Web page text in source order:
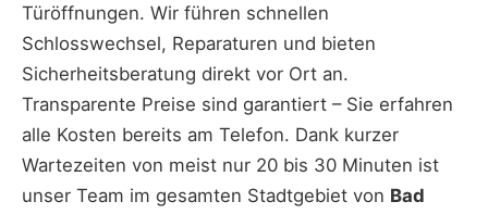
Türöffnungen. Wir führen schnellen
Schlosswechsel, Reparaturen und bieten
Sicherheitsberatung direkt vor Ort an.
Transparente Preise sind garantiert – Sie erfahren
alle Kosten bereits am Telefon. Dank kurzer
Wartezeiten von meist nur 20 bis 30 Minuten ist
unser Team im gesamten Stadtgebiet von Bad